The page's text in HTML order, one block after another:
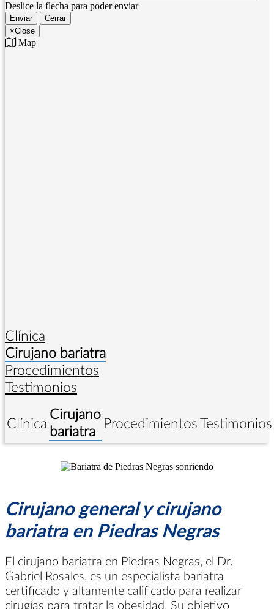
Deslice la flecha para poder enviar
Enviar
Cerrar
×Close
Map
Clínica
Cirujano bariatra
Procedimientos
Testimonios
Clínica
Cirujano
bariatra ProcedimientosTestimonios
Cirujano general y cirujano
bariatra en Piedras Negras
El cirujano bariatra en Piedras Negras, el Dr.
Gabriel Rosales, es un especialista bariatra
certificado y altamente calificado para realizar
cirugías para tratar la obesidad. Su objetivo